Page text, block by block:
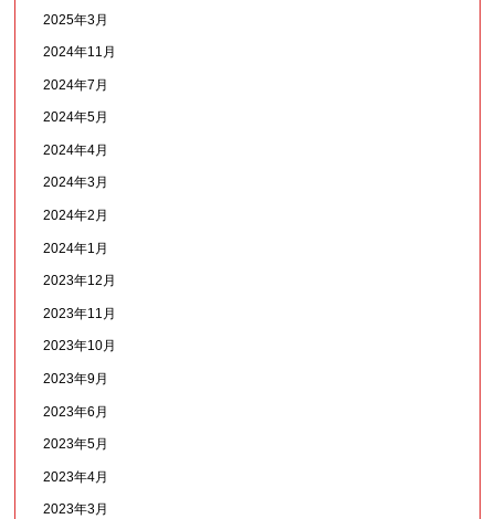
2025年3月
2024年11月
2024年7月
2024年5月
2024年4月
2024年3月
2024年2月
2024年1月
2023年12月
2023年11月
2023年10月
2023年9月
2023年6月
2023年5月
2023年4月
2023年3月